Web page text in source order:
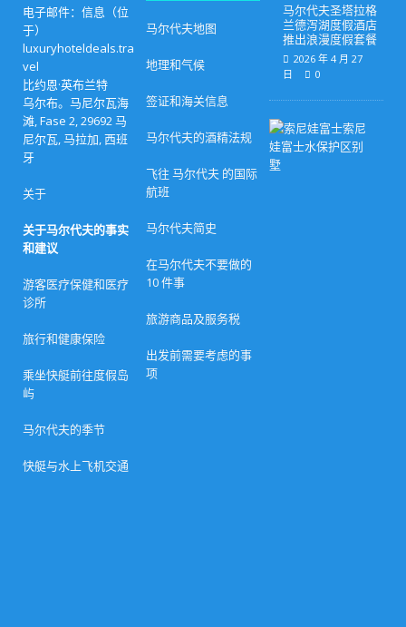
电子邮件：信息（位
于）
luxuryhoteldeals.tra
vel
比约恩·英布兰特
乌尔布。马尼尔瓦海
滩, Fase 2, 29692 马
尼尔瓦, 马拉加, 西班
牙
关于
关于马尔代夫的事实
和建议
游客医疗保健和医疗
诊所
旅行和健康保险
乘坐快艇前往度假岛
屿
马尔代夫的季节
快艇与水上飞机交通
马尔代夫地图
地理和气候
签证和海关信息
马尔代夫的酒精法规
飞往 马尔代夫 的国际
航班
马尔代夫简史
在马尔代夫不要做的
10 件事
旅游商品及服务税
出发前需要考虑的事
项
马尔代夫圣塔拉格
兰德泻湖度假酒店
推出浪漫度假套餐
2026 年 4 月 27
日
0